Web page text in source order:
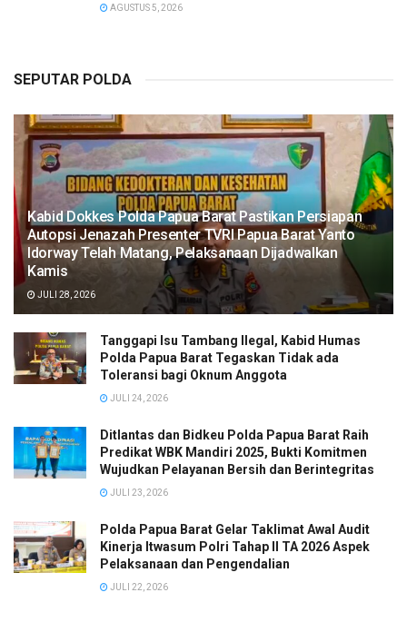
AGUSTUS 5, 2026
SEPUTAR POLDA
Kabid Dokkes Polda Papua Barat Pastikan Persiapan
Autopsi Jenazah Presenter TVRI Papua Barat Yanto
Idorway Telah Matang, Pelaksanaan Dijadwalkan
Kamis
JULI 28, 2026
Tanggapi Isu Tambang Ilegal, Kabid Humas
Polda Papua Barat Tegaskan Tidak ada
Toleransi bagi Oknum Anggota
JULI 24, 2026
Ditlantas dan Bidkeu Polda Papua Barat Raih
Predikat WBK Mandiri 2025, Bukti Komitmen
Wujudkan Pelayanan Bersih dan Berintegritas
JULI 23, 2026
Polda Papua Barat Gelar Taklimat Awal Audit
Kinerja Itwasum Polri Tahap II TA 2026 Aspek
Pelaksanaan dan Pengendalian
JULI 22, 2026